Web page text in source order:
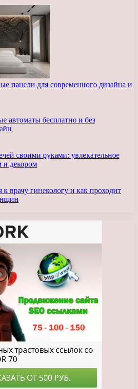
панели для современного дизайна и
автоматы бесплатно и без
своими руками: увлекательное
и декором
к врачу гинекологу и как проходит